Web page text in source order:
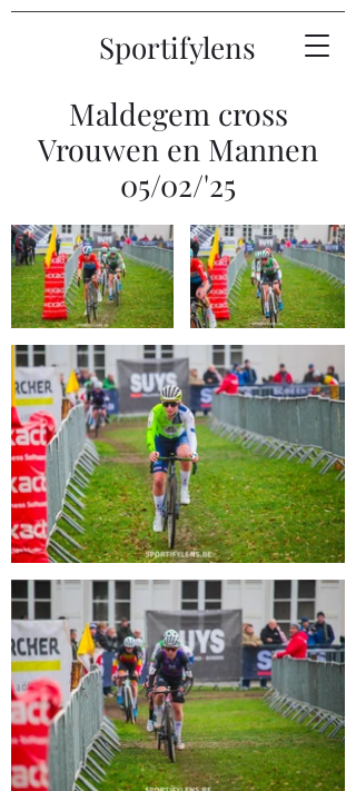
Sportifylens
Maldegem cross
Vrouwen en Mannen
05/02/'25